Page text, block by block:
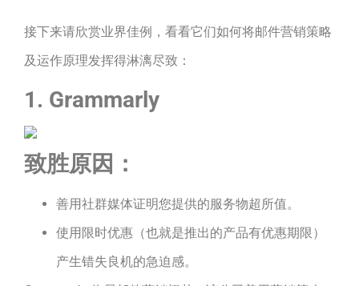
接下来请欣赏业界佳例，看看它们如何将邮件营销策略
及运作原理发挥得淋漓尽致：
1. Grammarly
致胜原因：
善用社群媒体证明您提供的服务物超所值。
使用限时优惠（也就是推出的产品有优惠期限）
产生错失良机的急迫感。